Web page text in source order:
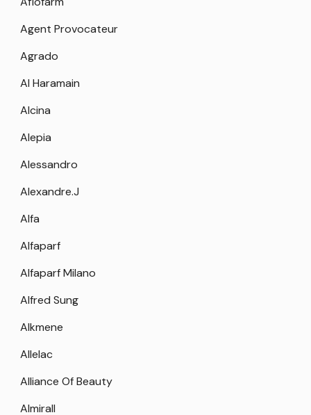
Agent Provocateur
Agrado
Al Haramain
Alcina
Alepia
Alessandro
Alexandre.J
Alfa
Alfaparf
Alfaparf Milano
Alfred Sung
Alkmene
Allelac
Alliance Of Beauty
Almirall